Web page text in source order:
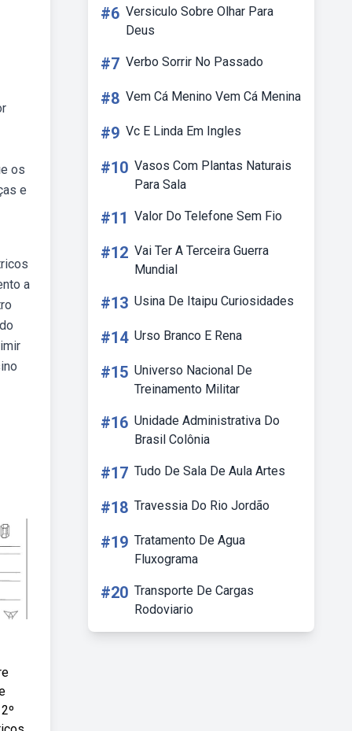
os
e
a
#6 Versiculo Sobre Olhar Para
Deus
#7 Verbo Sorrir No Passado
#8 Vem Cá Menino Vem Cá Menina
#9 Vc E Linda Em Ingles
#10 Vasos Com Plantas Naturais
Para Sala
#11 Valor Do Telefone Sem Fio
#12 Vai Ter A Terceira Guerra
Mundial
#13 Usina De Itaipu Curiosidades
#14 Urso Branco E Rena
#15 Universo Nacional De
Treinamento Militar
#16 Unidade Administrativa Do
Brasil Colônia
#17 Tudo De Sala De Aula Artes
#18 Travessia Do Rio Jordão
#19 Tratamento De Agua
Fluxograma
#20 Transporte De Cargas
Rodoviario